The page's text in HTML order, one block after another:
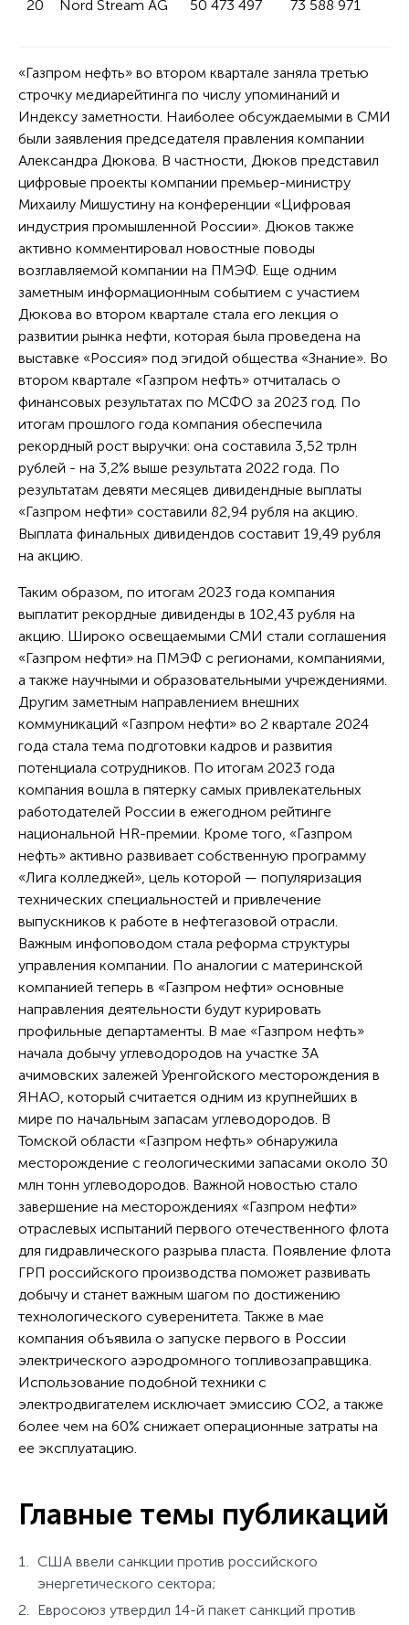
20 Nord Stream AG 50 473 497 73 588 971
«Газпром нефть» во втором квартале заняла третью
строчку медиарейтинга по числу упоминаний и
Индексу заметности. Наиболее обсуждаемыми в СМИ
были заявления председателя правления компании
Александра Дюкова. В частности, Дюков представил
цифровые проекты компании премьер-министру
Михаилу Мишустину на конференции «Цифровая
индустрия промышленной России». Дюков также
активно комментировал новостные поводы
возглавляемой компании на ПМЭФ. Еще одним
заметным информационным событием с участием
Дюкова во втором квартале стала его лекция о
развитии рынка нефти, которая была проведена на
выставке «Россия» под эгидой общества «Знание». Во
втором квартале «Газпром нефть» отчиталась о
финансовых результатах по МСФО за 2023 год. По
итогам прошлого года компания обеспечила
рекордный рост выручки: она составила 3,52 трлн
рублей - на 3,2% выше результата 2022 года. По
результатам девяти месяцев дивидендные выплаты
«Газпром нефти» составили 82,94 рубля на акцию.
Выплата финальных дивидендов составит 19,49 рубля
на акцию.
Таким образом, по итогам 2023 года компания
выплатит рекордные дивиденды в 102,43 рубля на
акцию. Широко освещаемыми СМИ стали соглашения
«Газпром нефти» на ПМЭФ с регионами, компаниями,
а также научными и образовательными учреждениями.
Другим заметным направлением внешних
коммуникаций «Газпром нефти» во 2 квартале 2024
года стала тема подготовки кадров и развития
потенциала сотрудников. По итогам 2023 года
компания вошла в пятерку самых привлекательных
работодателей России в ежегодном рейтинге
национальной HR-премии. Кроме того, «Газпром
нефть» активно развивает собственную программу
«Лига колледжей», цель которой — популяризация
технических специальностей и привлечение
выпускников к работе в нефтегазовой отрасли.
Важным инфоповодом стала реформа структуры
управления компании. По аналогии с материнской
компанией теперь в «Газпром нефти» основные
направления деятельности будут курировать
профильные департаменты. В мае «Газпром нефть»
начала добычу углеводородов на участке 3А
ачимовских залежей Уренгойского месторождения в
ЯНАО, который считается одним из крупнейших в
мире по начальным запасам углеводородов. В
Томской области «Газпром нефть» обнаружила
месторождение с геологическими запасами около 30
млн тонн углеводородов. Важной новостью стало
завершение на месторождениях «Газпром нефти»
отраслевых испытаний первого отечественного флота
для гидравлического разрыва пласта. Появление флота
ГРП российского производства поможет развивать
добычу и станет важным шагом по достижению
технологического суверенитета. Также в мае
компания объявила о запуске первого в России
электрического аэродромного топливозаправщика.
Использование подобной техники с
электродвигателем исключает эмиссию CO2, а также
более чем на 60% снижает операционные затраты на
ее эксплуатацию.
Главные темы публикаций
США ввели санкции против российского
энергетического сектора;
Евросоюз утвердил 14-й пакет санкций против